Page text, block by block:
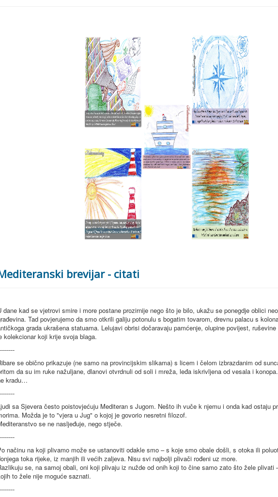
brevijar - citati
dane kad se vjetrovi smire i more postane prozirnije nego što je bilo, ukažu se ponegdje oblici
Tad povjerujemo da smo otkrili galiju potonulu s bogatim tovarom, drevnu palacu s
grada ukrašena statuama. Lelujavi obrisi dočaravaju pamćenje, olupine povijest,
kolekcionar koji krije svoja blaga.
se obično prikazuje (ne samo na provincijskim slikama) s licem i čelom izbrazdanim od
da su im ruke nažuljane, dlanovi otvrdnuli od soli i mreža, leđa iskrivljena od vesala i
kradu…
sa Sjevera često poistovjećuju Mediteran s Jugom. Nešto ih vuče k njemu i onda kad ostaju
Možda je to "vjera u Jug" o kojoj je govorio nesretni filozof.
se ne nasljeđuje, nego stječe.
načinu na koji plivamo može se ustanoviti odakle smo – s koje smo obale došli, s otoka ili
toka rijeke, iz manjih ili većih zaljeva. Nisu svi najbolji plivači rođeni uz more.
se, na samoj obali, oni koji plivaju iz nužde od onih koji to čine samo zato što žele plivati
to žele nije moguće saznati.